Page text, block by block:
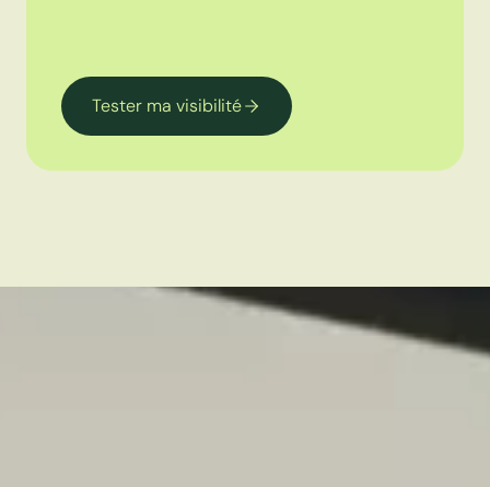
Tester ma visibilité